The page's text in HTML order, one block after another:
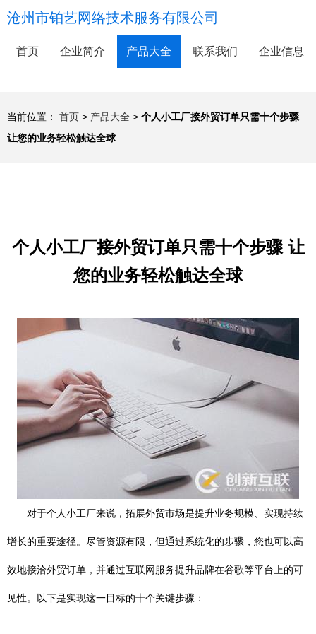
沧州市铂艺网络技术服务有限公司
首页 企业简介 产品大全 联系我们 企业信息
当前位置： 首页 > 产品大全 > 个人小工厂接外贸订单只需十个步骤
让您的业务轻松触达全球
个人小工厂接外贸订单只需十个步骤 让
您的业务轻松触达全球
对于个人小工厂来说，拓展外贸市场是提升业务规模、实现持续
增长的重要途径。尽管资源有限，但通过系统化的步骤，您也可以高
效地接洽外贸订单，并通过互联网服务提升品牌在谷歌等平台上的可
见性。以下是实现这一目标的十个关键步骤：